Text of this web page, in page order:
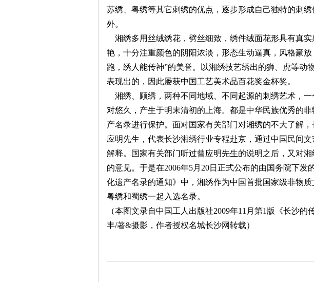
苏绣、粤绣等其它刺绣的优点，逐步形成自己独特的刺
外。
湘绣多用丝绒绣花，劈丝细致，绣件绒面花形具有真
艳，十分注重颜色的阴阳浓淡，形态生动逼真，风格豪
跑，绣人能传神”的美誉。以湘绣技艺绣出的狮、虎等动
表现出的，因此屡获中国工艺美术品百花奖金杯奖。
湘绣、顾绣，两种不同地域、不同起源的刺绣艺术，
对悠久，产生于明末清初的上海。都是中华民族优秀的
产名录进行保护。面对国家有关部门对湘绣的不大了解
应明先生，代表长沙湘绣行业专程赴京，通过中国民间
解释。国家有关部门听过曾应明先生的说明之后，又对
的意见。于是在2006年5月 20日正式公布的由国务院下发
化遗产名录的通知》中，湘绣作为中国首批国家级非物
粤绣和蜀绣一起入选名录。
（本图文录自中国工人出版社2009年11月第1版《长沙
丰/著&摄影，作者授权名城长沙网转载）